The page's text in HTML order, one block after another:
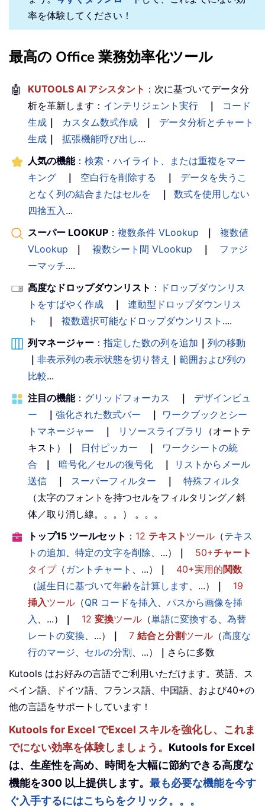
率を体験してください！
最高の Office 業務効率化ツール
🤖 KUTOOLS AI アシスタント ：次に基づいてデータ分
析を革新します： インテリジェント実行 ｜
コード
生成 ｜ カスタム数式作成 ｜
データ分析とチャート
生成 ｜ 拡張機能呼び出し…
人気の機能： 検索・ハイライト、または重複をマー
キング
｜ 空白行を削除する ｜
データを失うこ
となく列の結合またはセルを
｜
数式を使用しない
四捨五入...
スーパー LOOKUP ： 複数条件 VLookup ｜
複数値
VLookup
｜ 複数シート間 VLookup ｜
ファジ
ーマッチ....
高度なドロップダウンリスト ： ドロップダウンリス
トをすばやく作成
｜
連動型ドロップダウンリス
ト
｜ 複数選択可能なドロップダウンリスト ....
列マネージャー ： 指定した数の列を追加 ｜ 列の移動
｜ 非表示列の表示状態を切り替え ｜ 範囲および列の
比較...
注目の機能： グリッドフォーカス ｜
デザインビュ
ー
｜ 強化された数式バー ｜
ワークブックとシー
トマネージャー
｜ リソースライブラリ
（オートテ
キスト）
｜ 日付ピッカー ｜
ワークシートの統
合
｜ 暗号化／セルの復号化 ｜
リストからメール
送信
｜ スーパーフィルター ｜
特殊フィルタ
（太字のフォントを持つセルをフィルタリング／斜
体／取り消し線。。。） 。。。
トップ15 ツールセット ： 12 テキスト ツール （テキス
トの追加、 特定の文字を削除、...） ｜ 50+チャート
タイプ（ ガントチャート 、...） ｜ 40+実用的関数
（誕生日に基づいて年齢を計算します、...） ｜
19
挿入ツール （QR コードを挿入 、 パスから画像を挿
入 、...） ｜ 12 変換ツール （単語に変換する 、 為替
レートの変換、...） ｜ 7 結合と分割ツール （高度な
行のマージ、 セルの分割、...） ｜ さらに多数
Kutools はお好みの言語でご利用いただけます。英語、ス
ペイン語、ドイツ語、フランス語、中国語、および40+の
他の言語をサポートしています！
Kutools for Excel でExcel スキルを強化し、これま
でにない効率を体験しましょう。 Kutools for Excel
は、生産性を高め、時間を大幅に節約できる高度な
機能を300 以上提供します。 最も必要な機能を今す
ぐ入手するにはこちらをクリック。。。